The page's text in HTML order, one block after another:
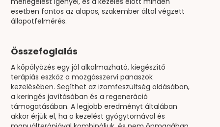
esetben fontos az alapos, szakember által végzett
állapotfelmérés.
Összefoglalás
A köpölyözés egy jól alkalmazható, kiegészítő
terápiás eszköz a mozgásszervi panaszok
kezelésében. Segíthet az izomfeszültség oldásában,
a keringés javításában és a regeneráció
támogatásában. A legjobb eredményt általában
akkor érjük el, ha a kezelést gyógytornával és